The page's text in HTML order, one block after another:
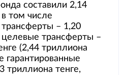
составили 2,14
том числе
трансферты – 1,20
целевые трансферты –
(2,44 триллиона
гарантированные
триллиона тенге,